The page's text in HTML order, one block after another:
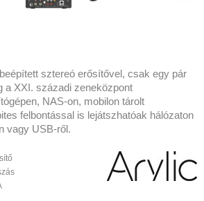
sztereó erősítővel, csak egy pár
a XXI. századi zeneközpont
NAS-on, mobilon tárolt
felbontással is lejátszhatóak hálózaton
vagy USB-ről.